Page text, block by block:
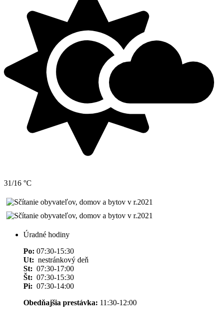
31/16 °C
Úradné hodiny
Po: 07:30-15:30
Ut: nestránkový deň
St: 07:30-17:00
Št: 07:30-15:30
Pi: 07:30-14:00
Obedňajšia prestávka: 11:30-12:00